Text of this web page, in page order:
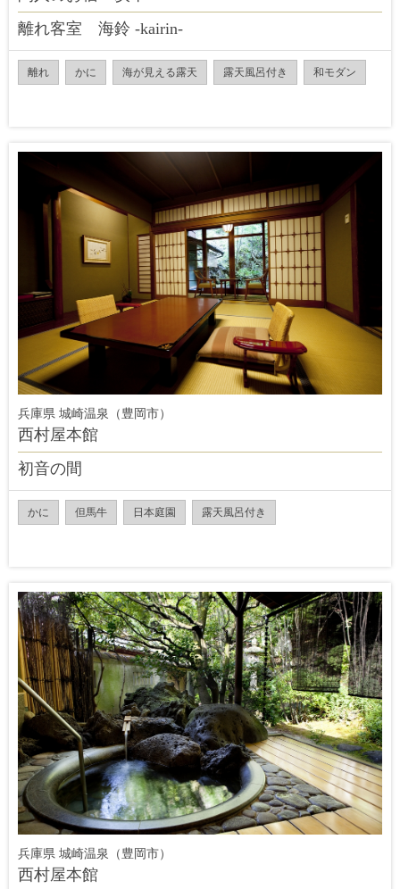
離れ客室 海鈴 -kairin-
離れ かに 海が見える露天 露天風呂付き 和モダン
兵庫県 城崎温泉（豊岡市）
西村屋本館
初音の間
かに 但馬牛 日本庭園 露天風呂付き
兵庫県 城崎温泉（豊岡市）
西村屋本館